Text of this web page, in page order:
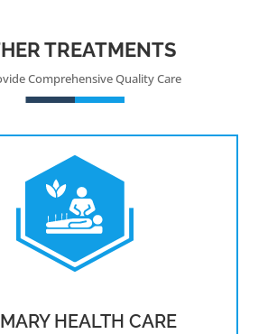
TREATMENTS
Comprehensive Quality Care
HEALTH CARE